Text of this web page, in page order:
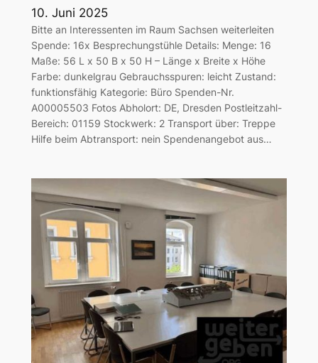
10. Juni 2025
Bitte an Interessenten im Raum Sachsen weiterleiten
Spende: 16x Besprechungstühle Details: Menge: 16
Maße: 56 L x 50 B x 50 H – Länge x Breite x Höhe
Farbe: dunkelgrau Gebrauchsspuren: leicht Zustand:
funktionsfähig Kategorie: Büro Spenden-Nr.
A00005503 Fotos Abholort: DE, Dresden Postleitzahl-
Bereich: 01159 Stockwerk: 2 Transport über: Treppe
Hilfe beim Abtransport: nein Spendenangebot aus…